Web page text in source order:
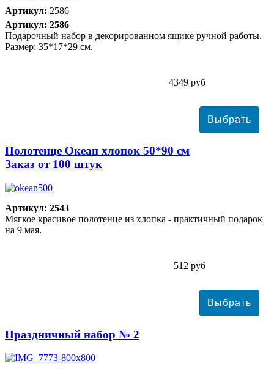
Артикул: 2586
Артикул: 2586
Подарочный набор в декорированном ящике ручной работы.
Размер: 35*17*29 см.
4349 руб
Полотенце Океан хлопок 50*90 см
Заказ от 100 штук
Артикул: 2543
Мягкое красивое полотенце из хлопка - практичный подарок
на 9 мая.
512 руб
Праздничный набор № 2